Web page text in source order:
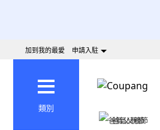
加到我的最愛 申請入駐
類別
爸氣父親節